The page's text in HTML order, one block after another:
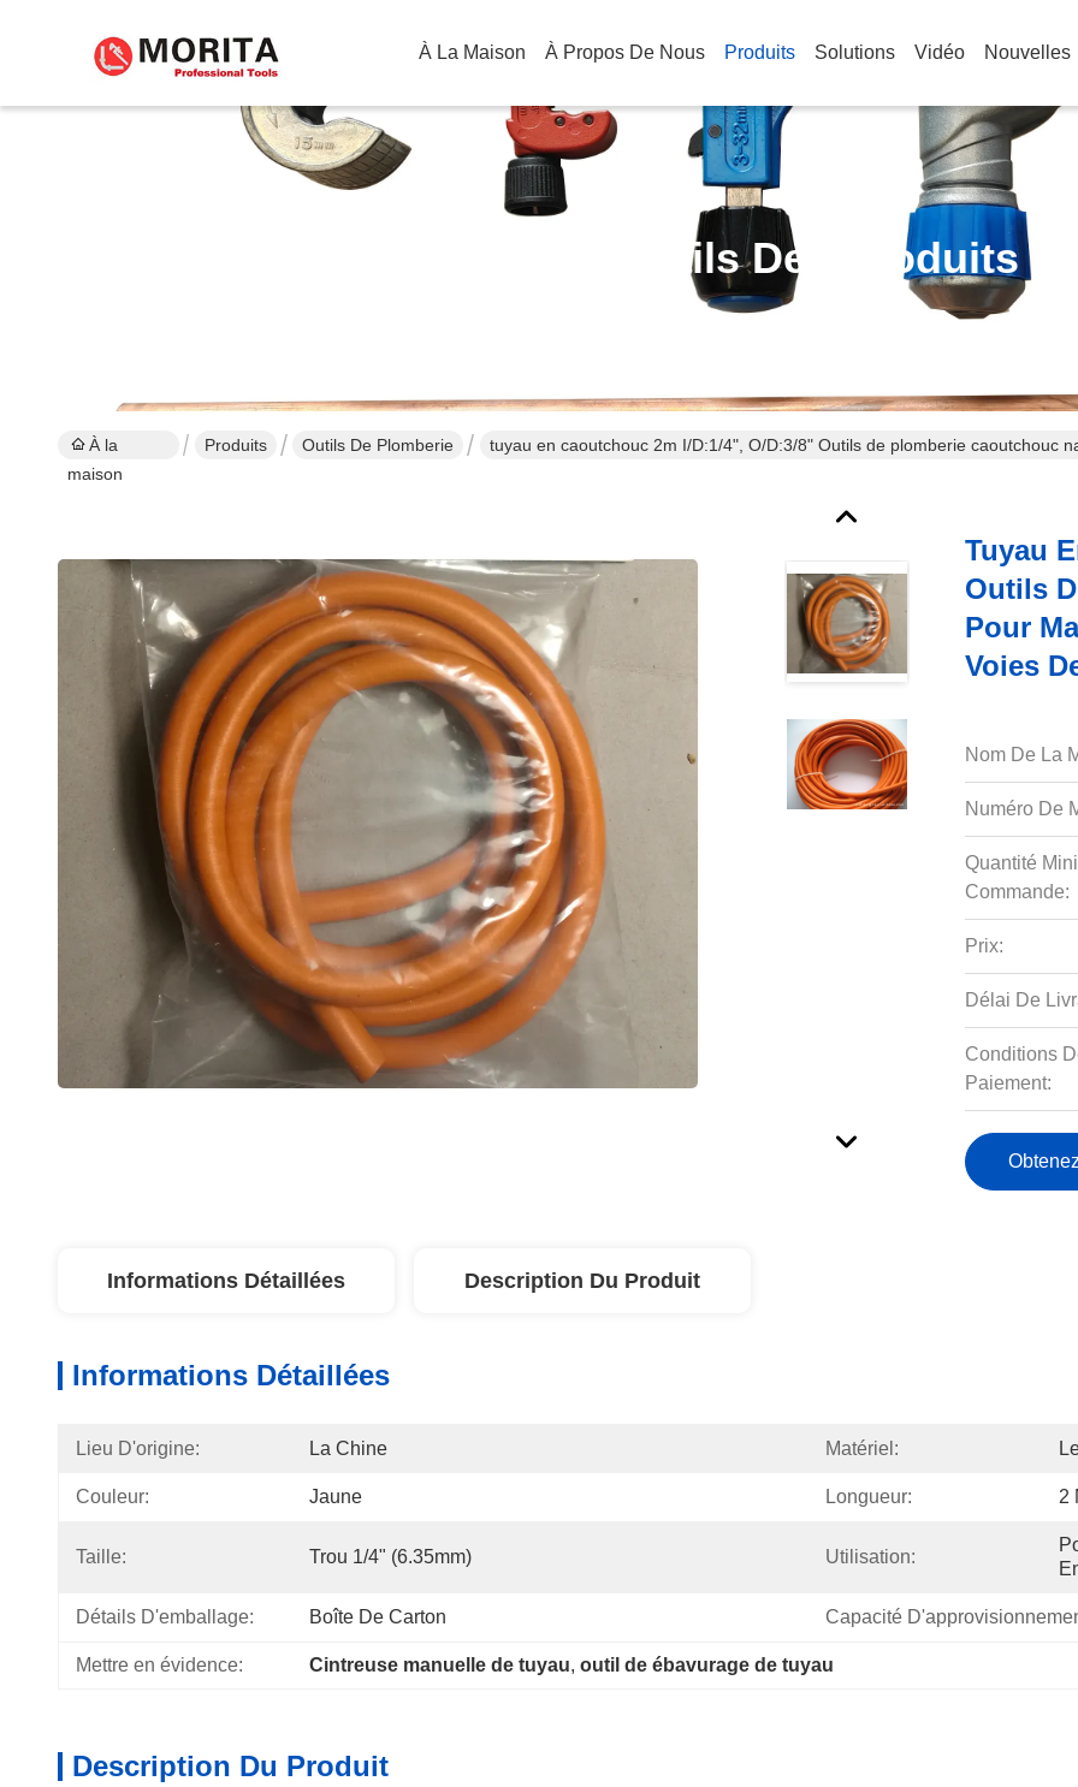
À La Maison À Propos De Nous Produits Solutions Vidéo Nouvelles
Détails Des Produits
À la
maison
Produits Outils De Plomberie
tuyau en caoutchouc 2m I/D:1/4", O/D:3/8" Outils de plomberie caoutchouc
Tuyau
Outils
Pour
Voies
Nom De La
Numéro De
Quantité
Commande:
Prix:
Délai De
Conditions
Paiement:
Informations Détaillées Description Du Produit
Informations Détaillées
Lieu D'origine: La Chine Matériel:
Couleur: Jaune Longueur: 2
Taille: Trou 1/4" (6.35mm) Utilisation:
Détails D'emballage: Boîte De Carton Capacité
Mettre en évidence: Cintreuse manuelle de tuyau, outil de ébavurage de tuyau
Description Du Produit